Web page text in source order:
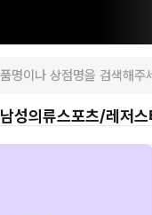
남성의류스포츠/레저스